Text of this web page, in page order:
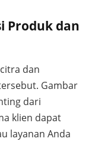
Produk dan
dan
Gambar
dari
klien dapat
layanan Anda